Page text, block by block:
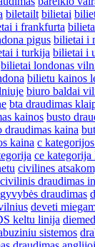
biletailt bilietai
i frankfurta
pigus bilietai i
i turkija bilietai i
bilietai londonas
bilietu kainos
biuro baldai
bta draudimas
kainos busto
draudimas kaina
kaina c
ce kategorija
civilines
civilinis draudimas
draudimas
deveti
keltu linija
sistemos